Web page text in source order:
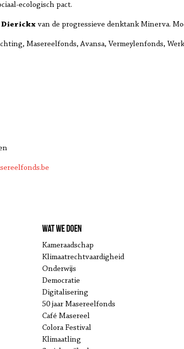
ecologisch pact.
Dierickx van de progressieve denktank Minerva.
Masereelfonds, Avansa, Vermeylenfonds,
Wat we doen
Kameraadschap
Klimaatrechtvaardigheid
Onderwijs
Democratie
Digitalisering
50 jaar Masereelfonds
Café Masereel
Colora Festival
Klimaatling